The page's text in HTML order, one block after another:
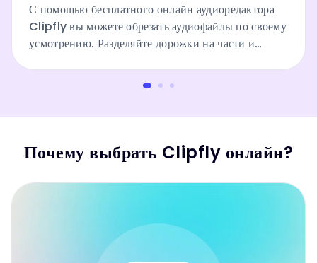
С помощью бесплатного онлайн аудиоредактора
Clipfly вы можете обрезать аудиофайлы по своему
усмотрению. Разделяйте дорожки на части и
Почему выбрать Clipfly онлайн?